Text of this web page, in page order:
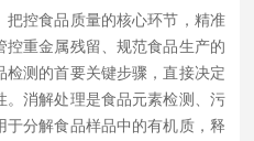
控食品质量的核心环节，精准
重金属残留、规范食品生产的
测的首要关键步骤，直接决定
。消解处理是食品元素检测、污
分解食品样品中的有机质，释